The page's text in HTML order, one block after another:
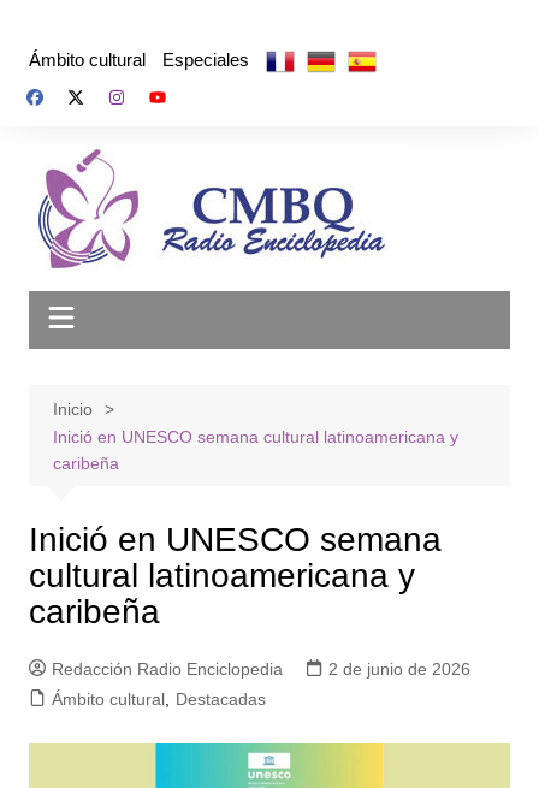
Ámbito cultural Especiales
Inicio
Inició en UNESCO semana cultural latinoamericana y
caribeña
Inició en UNESCO semana
cultural latinoamericana y
caribeña
Redacción Radio Enciclopedia
2 de junio de 2026
Ámbito cultural, Destacadas